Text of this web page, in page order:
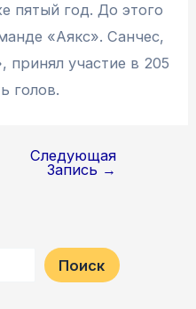
Поиск
пятый год. До этого
«Аякс». Санчес,
принял участие в 205
голов.
Следующая
Запись →